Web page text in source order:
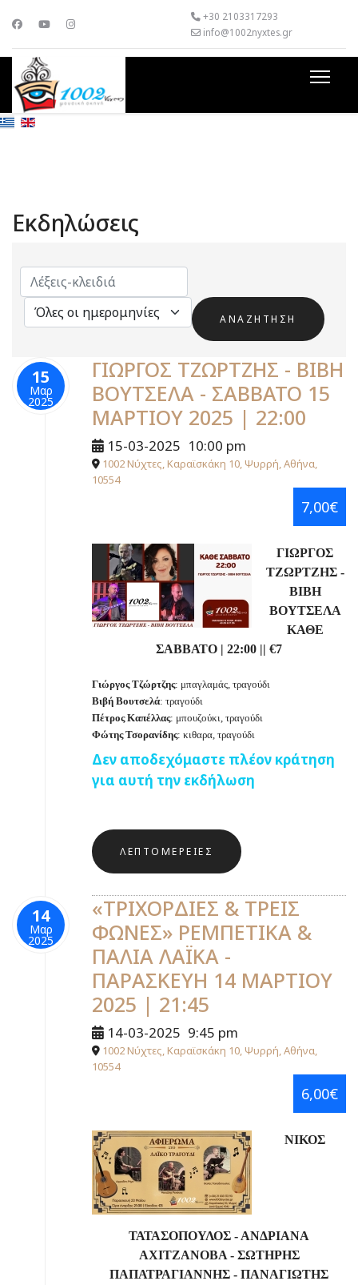
+30 2103317293
info@1002nyxtes.gr
Εκδηλώσεις
15
Μαρ
2025
ΓΙΩΡΓΟΣ ΤΖΩΡΤΖΗΣ - ΒΙΒΗ
ΒΟΥΤΣΕΛΑ - ΣΑΒΒΑΤΟ 15
ΜΑΡΤΙΟΥ 2025 | 22:00
15-03-2025 10:00 pm
1002 Νύχτες, Καραϊσκάκη 10, Ψυρρή, Αθήνα,
10554
7,00€
ΓΙΩΡΓΟΣ
ΤΖΩΡΤΖΗΣ -
ΒΙΒΗ
ΒΟΥΤΣΕΛΑ
ΚΑΘΕ
ΣΑΒΒΑΤΟ | 22:00 || €7
Γιώργος Τζώρτζης: μπαγλαμάς, τραγούδι
Βιβή Βουτσελά: τραγούδι
Πέτρος Καπέλλας: μπουζούκι, τραγούδι
Φώτης Τσορανίδης: κιθαρα, τραγούδι
Δεν αποδεχόμαστε πλέον κράτηση
για αυτή την εκδήλωση
ΛΕΠΤΟΜΈΡΕΙΕΣ
14
Μαρ
2025
«ΤΡΙΧΟΡΔΙΕΣ & ΤΡΕΙΣ
ΦΩΝΕΣ» ΡΕΜΠΕΤΙΚΑ &
ΠΑΛΙΑ ΛΑΪΚΑ -
ΠΑΡΑΣΚΕΥΗ 14 ΜΑΡΤΙΟΥ
2025 | 21:45
14-03-2025 9:45 pm
1002 Νύχτες, Καραϊσκάκη 10, Ψυρρή, Αθήνα,
10554
6,00€
ΝΙΚΟΣ
ΤΑΤΑΣΟΠΟΥΛΟΣ - ΑΝΔΡΙΑΝΑ
ΑΧΙΤΖΑΝΟΒΑ - ΣΩΤΗΡΗΣ
ΠΑΠΑΤΡΑΓΙΑΝΝΗΣ - ΠΑΝΑΓΙΩΤΗΣ